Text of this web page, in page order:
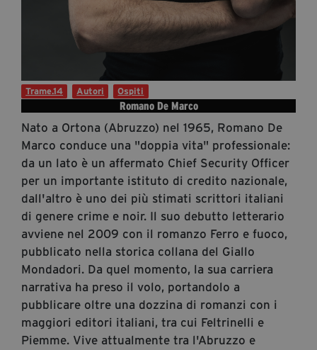
Chi Siamo
Civico Trame
Visioni Civiche
Mostra 3D - Visioni Civiche
Il Diritto di Essere
Archivio Storico
Contatti
segreteria@tramefestival.it
info@tramefestival.it
+39 346 954 4078
Romano De Marco
Nato a Ortona (Abruzzo) nel 1965, Romano De
Marco conduce una "doppia vita" professionale:
da un lato è un affermato Chief Security Officer
per un importante istituto di credito nazionale,
dall'altro è uno dei più stimati scrittori italiani
di genere crime e noir. Il suo debutto letterario
avviene nel 2009 con il romanzo Ferro e fuoco,
pubblicato nella storica collana del Giallo
Mondadori. Da quel momento, la sua carriera
narrativa ha preso il volo, portandolo a
pubblicare oltre una dozzina di romanzi con i
maggiori editori italiani, tra cui Feltrinelli e
Piemme. Vive attualmente tra l'Abruzzo e
Trame.14 Autori Ospiti